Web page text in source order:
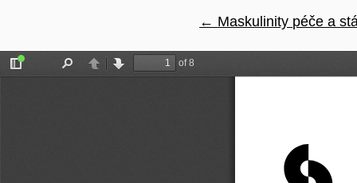
← Návrat na podrobnosti
Maskulinity péče a